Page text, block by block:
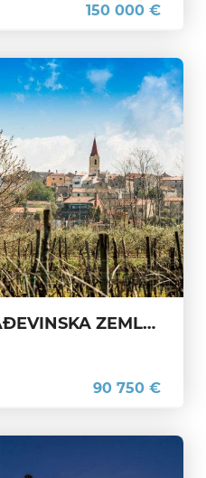
150 000 €
BRTONIGLA – GRAĐEVINSKA ZEMLJIŠTA NA MIRNOJ LOKACIJI S VELIKIM POTENCIJALOM
90 750 €